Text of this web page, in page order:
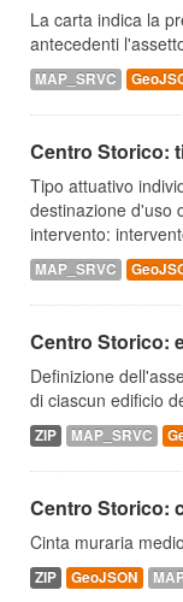
La carta indica la
antecedenti
MAP_SRVC
Centro Storico:
Tipo attuativo
destinazione d'uso
intervento:
MAP_SRVC
Centro Storico:
Definizione
di ciascun edificio
ZIP MAP_SRVC
Centro Storico:
Cinta muraria
ZIP GeoJSON